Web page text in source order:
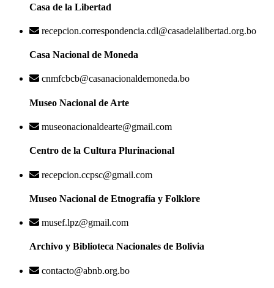
Casa de la Libertad
recepcion.correspondencia.cdl@casadelalibertad.org.bo
Casa Nacional de Moneda
cnmfcbcb@casanacionaldemoneda.bo
Museo Nacional de Arte
museonacionaldearte@gmail.com
Centro de la Cultura Plurinacional
recepcion.ccpsc@gmail.com
Museo Nacional de Etnografía y Folklore
musef.lpz@gmail.com
Archivo y Biblioteca Nacionales de Bolivia
contacto@abnb.org.bo